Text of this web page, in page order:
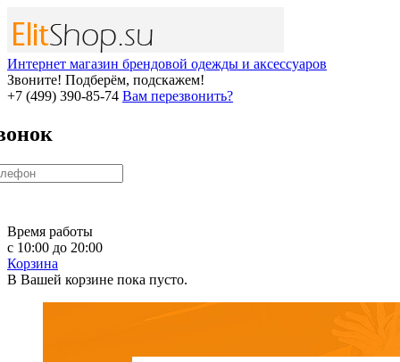
Интернет магазин брендовой одежды и аксессуаров
Звоните! Подберём, подскажем!
+7 (499) 390-85-74 Вам перезвонить?
Время работы
с 10:00 до 20:00
Корзина
В Вашей корзине пока пусто.